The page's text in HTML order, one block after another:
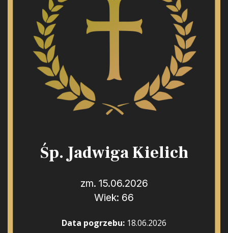
Śp. Jadwiga Kielich
zm. 15.06.2026
Wiek: 66
Data pogrzebu: 18.06.2026